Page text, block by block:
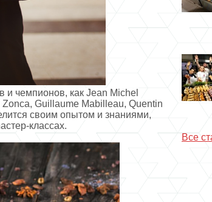
и чемпионов, как Jean Michel
Guillaume Mabilleau, Quentin
своим опытом и знаниями,
классах.
Все